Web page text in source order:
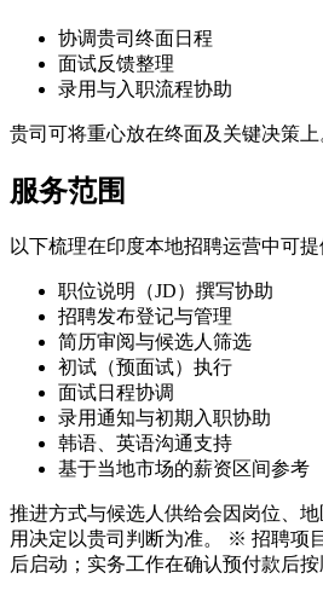
协调贵司终面日程
面试反馈整理
录用与入职流程协助
贵司可将重心放在终面及关键决策上
服务范围
以下梳理在印度本地招聘运营中可提
职位说明（JD）撰写协助
招聘发布登记与管理
简历审阅与候选人筛选
初试（预面试）执行
面试日程协调
录用通知与初期入职协助
韩语、英语沟通支持
基于当地市场的薪资区间参考
推进方式与候选人供给会因岗位、
用决定以贵司判断为准。 ※ 招聘项
后启动；实务工作在确认预付款后按